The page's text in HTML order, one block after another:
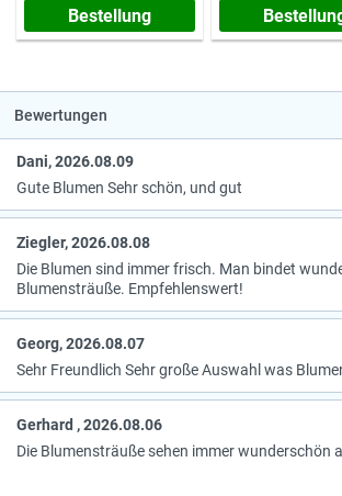
Bestellung
Bewertungen
Dani, 2026.08.09
Gute Blumen Sehr schön, und gut
Ziegler, 2026.08.08
Die Blumen sind immer frisch. Man bindet
Blumensträuße. Empfehlenswert!
Georg, 2026.08.07
Sehr Freundlich Sehr große Auswahl was
Gerhard , 2026.08.06
Die Blumensträuße sehen immer wunderschön